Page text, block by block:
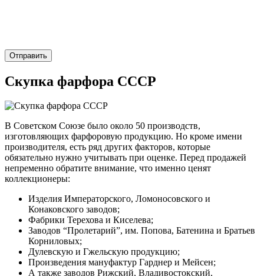
Отправить
Скупка фарфора СССР
В Советском Союзе было около 50 производств,
изготовляющих фарфоровую продукцию. Но кроме имени
производителя, есть ряд других факторов, которые
обязательно нужно учитывать при оценке. Перед продажей
непременно обратите внимание, что именно ценят
коллекционеры:
Изделия Императорского, Ломоносовского и
Конаковского заводов;
Фабрики Терехова и Киселева;
Заводов “Пролетарий”, им. Попова, Батенина и Братьев
Корниловых;
Дулевскую и Гжельскую продукцию;
Произведения мануфактур Гарднер и Мейсен;
А также заводов Рижский, Владивостокский,